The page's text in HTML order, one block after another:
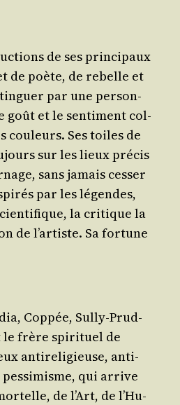
de ses prin­ci­paux
de poète, de rebelle et
par une per­son­
goût et le sen­ti­ment col­
Ses toiles de
sur les lieux pré­cis
sans jamais ces­ser
par les légendes,
la cri­tique la
de l’ar­tiste. Sa for­tune
Cop­pée, Sul­ly-Prud­
le frère spi­ri­tuel de
anti­re­li­gieuse, anti­
qui arrive
de l’Art, de l’Hu­